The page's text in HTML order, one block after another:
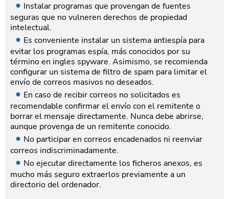
Instalar programas que provengan de fuentes
seguras que no vulneren derechos de propiedad
intelectual.
Es conveniente instalar un sistema antiespía para
evitar los programas espía, más conocidos por su
término en ingles spyware. Asimismo, se recomienda
configurar un sistema de filtro de spam para limitar el
envío de correos masivos no deseados.
En caso de recibir correos no solicitados es
recomendable confirmar el envío con el remitente o
borrar el mensaje directamente. Nunca debe abrirse,
aunque provenga de un remitente conocido.
No participar en correos encadenados ni reenviar
correos indiscriminadamente.
No ejecutar directamente los ficheros anexos, es
mucho más seguro extraerlos previamente a un
directorio del ordenador.